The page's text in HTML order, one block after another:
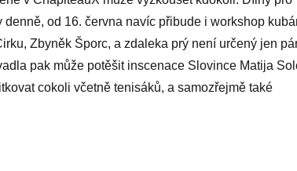
od 16. června navíc přibude i workshop
Zbyněk Šporc, a zdaleka prý není určený jen
pak může potěšit inscenace Slovince Matija
cokoli včetně tenisáků, a samozřejmě také